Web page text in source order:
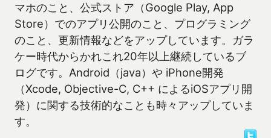
マホのこと、公式ストア（Google Play, App
Store）でのアプリ公開のこと、プログラミング
のこと、更新情報などをアップしています。ガラ
ケー時代からかれこれ20年以上継続しているブ
ログです。Android（java）や iPhone開発
（Xcode, Objective-C, C++ によるiOSアプリ開
発）に関する技術的なことも時々アップしていま
す。